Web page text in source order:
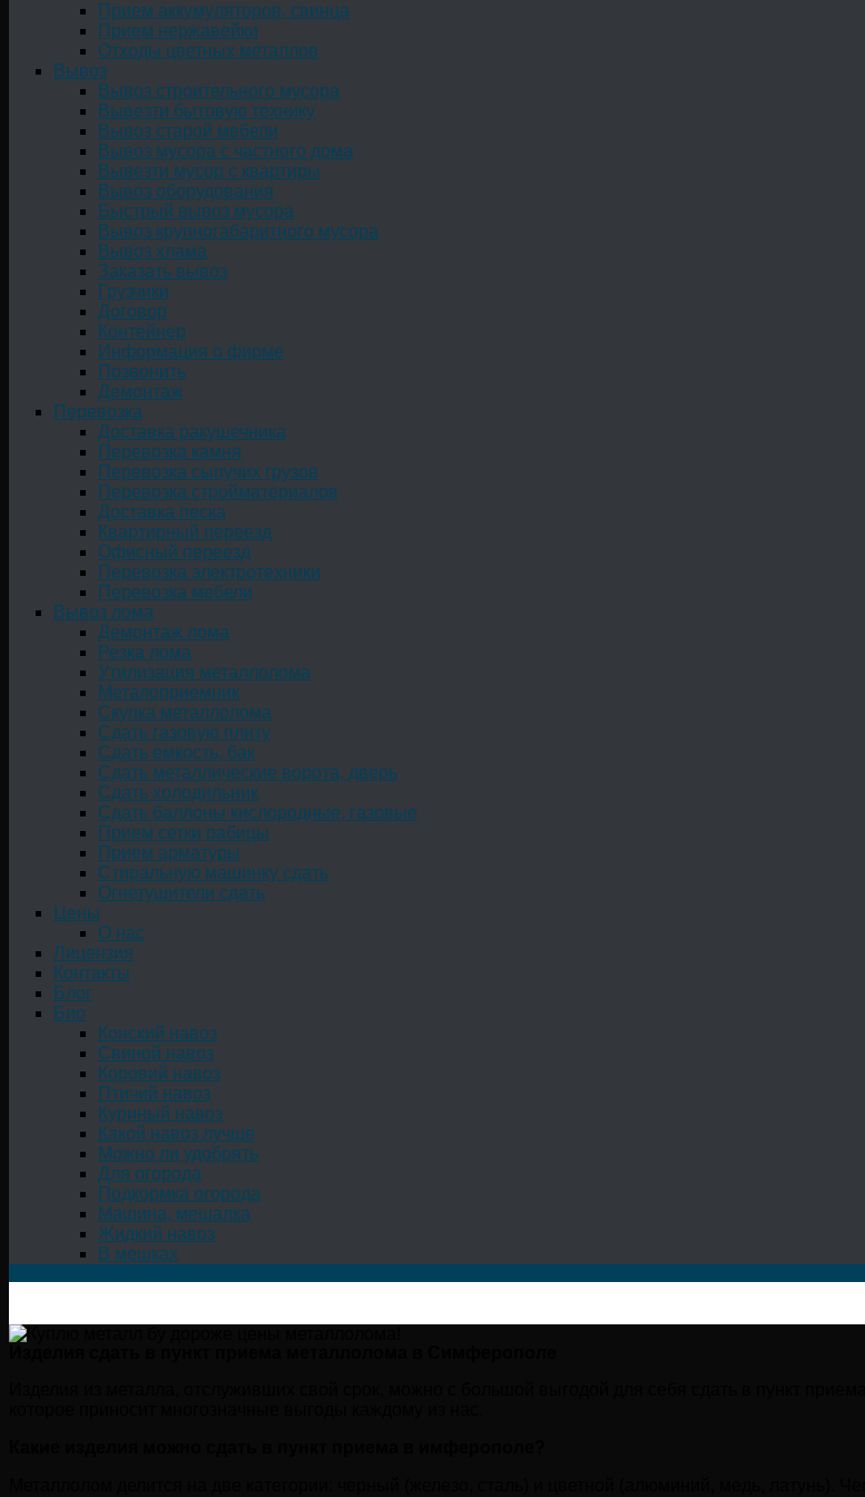
Прием аккумуляторов, свинца
Прием нержавейки
Отходы цветных металлов
Вывоз
Вывоз строительного мусора
Вывезти бытовую технику
Вывоз старой мебели
Вывоз мусора с частного дома
Вывезти мусор с квартиры
Вывоз оборудования
Быстрый вывоз мусора
Вывоз крупногабаритного мусора
Вывоз хлама
Заказать вывоз
Грузчики
Договор
Контейнер
Информация о фирме
Позвонить
Демонтаж
Перевозка
Доставка ракушечника
Перевозка камня
Перевозка сыпучих грузов
Перевозка стройматериалов
Доставка песка
Квартирный переезд
Офисный переезд
Перевозка электротехники
Перевозка мебели
Вывоз лома
Демонтаж лома
Резка лома
Утилизация металлолома
Металоприемник
Скупка металлолома
Сдать газовую плиту
Сдать емкость, бак
Cдать металлические ворота, дверь
Сдать холодильник
Сдать баллоны кислородные, газовые
Прием сетки рабицы
Прием арматуры
Стиральную машинку сдать
Огнетушители сдать
Цены
О нас
Лицензия
Контакты
Блог
Био
Конский навоз
Свиной навоз
Коровий навоз
Птичий навоз
Куриный навоз
Какой навоз лучше
Можно ли удобрять
Для огорода
Подкормка огорода
Машина, мешалка
Жидкий навоз
В мешках